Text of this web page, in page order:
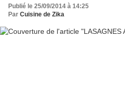
Publié le 25/09/2014 à 14:25
Par Cuisine de Zika